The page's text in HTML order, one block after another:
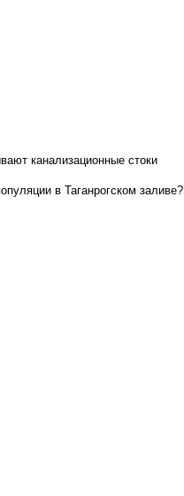
канализационные стоки
в Таганрогском заливе?